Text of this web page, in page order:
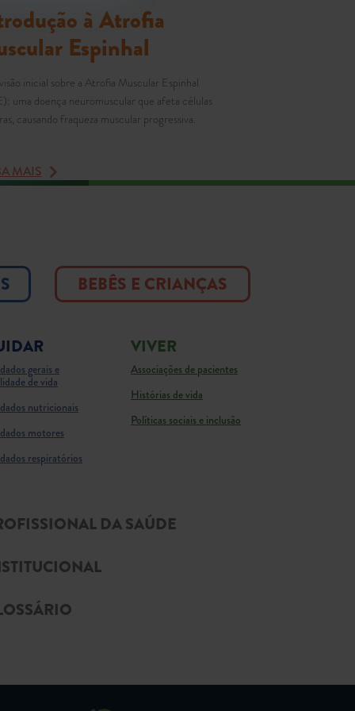
à Atrofia
Espinhal
inicial sobre a Atrofia Muscular Espinhal
uma doença neuromuscular que afeta células
causando fraqueza muscular progressiva.
MAIS
BEBÊS E CRIANÇAS
gerais e
de vida
nutricionais
motores
respiratórios
VIVER
Associações de pacientes
Histórias de vida
Políticas sociais e inclusão
DA SAÚDE